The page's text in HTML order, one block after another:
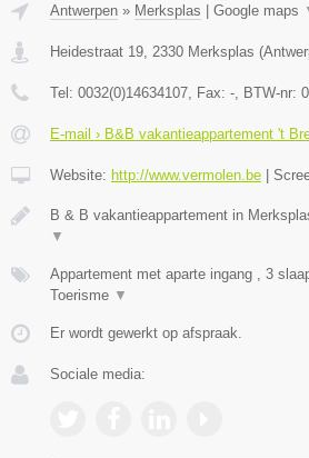
Antwerpen » Merksplas Google maps
Heidestraat 19, 2330 Merksplas (
Tel: 0032(0)14634107, Fax: -, BTW-nr:
E-mail › B&B vakantieappartement 't
Website: http://www.vermolen.be
B & B vakantieappartement in
▼
Appartement met aparte ingang , 3
Toerisme ▼
Er wordt gewerkt op afspraak.
Sociale media: